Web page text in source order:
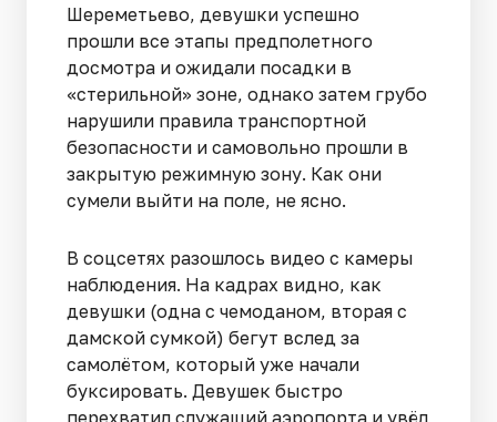
Шереметьево, девушки успешно
прошли все этапы предполетного
досмотра и ожидали посадки в
«стерильной» зоне, однако затем грубо
нарушили правила транспортной
безопасности и самовольно прошли в
закрытую режимную зону. Как они
сумели выйти на поле, не ясно.
В соцсетях разошлось видео с камеры
наблюдения. На кадрах видно, как
девушки (одна с чемоданом, вторая с
дамской сумкой) бегут вслед за
самолётом, который уже начали
буксировать. Девушек быстро
перехватил служащий аэропорта и увёл